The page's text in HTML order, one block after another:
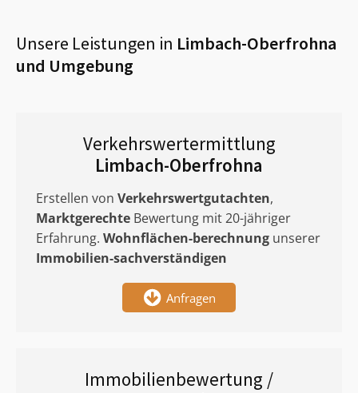
Unsere Leistungen in Limbach-Oberfrohna
und Umgebung
Verkehrswertermittlung
Limbach-Oberfrohna
Erstellen von Verkehrswertgutachten,
Marktgerechte Bewertung mit 20-jähriger
Erfahrung. Wohnflächen-berechnung unserer
Immobilien-sachverständigen
Anfragen
Immobilienbewertung /